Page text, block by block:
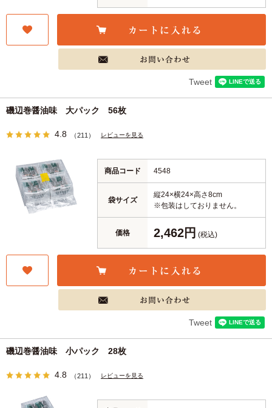
Tweet
磯辺巻醤油味 大パック 56枚
4.8 （211） レビューを見る
商品コード 4548
袋サイズ
縦24×横24×高さ8cm
※包装はしておりません。
価格 2,462円 (税込)
Tweet
磯辺巻醤油味 小パック 28枚
4.8 （211） レビューを見る